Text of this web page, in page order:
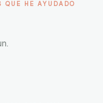
QUE HE AYUDADO